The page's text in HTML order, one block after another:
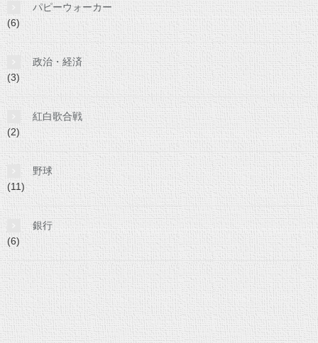
パピーウォーカー
(6)
政治・経済
(3)
紅白歌合戦
(2)
野球
(11)
銀行
(6)